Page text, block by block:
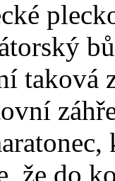
taková
že do